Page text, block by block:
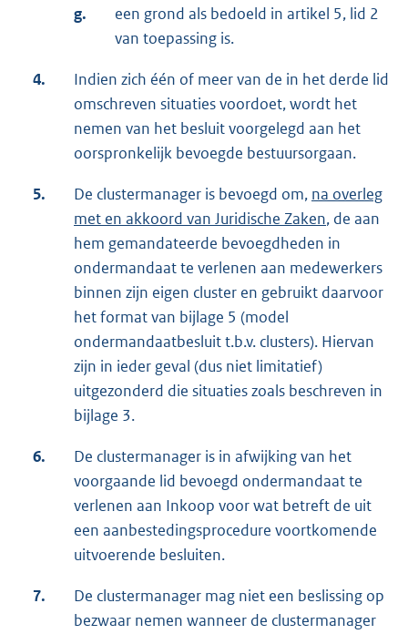
g.
een grond als bedoeld in artikel 5, lid 2
van toepassing is.
4.
Indien zich één of meer van de in het derde lid
omschreven situaties voordoet, wordt het
nemen van het besluit voorgelegd aan het
oorspronkelijk bevoegde bestuursorgaan.
5. De clustermanager is bevoegd om, na overleg
met en akkoord van Juridische Zaken, de aan
hem gemandateerde bevoegdheden in
ondermandaat te verlenen aan medewerkers
binnen zijn eigen cluster en gebruikt daarvoor
het format van bijlage 5 (model
ondermandaatbesluit t.b.v. clusters). Hiervan
zijn in ieder geval (dus niet limitatief)
uitgezonderd die situaties zoals beschreven in
bijlage 3.
6.
De clustermanager is in afwijking van het
voorgaande lid bevoegd ondermandaat te
verlenen aan Inkoop voor wat betreft de uit
een aanbestedingsprocedure voortkomende
uitvoerende besluiten.
7.
De clustermanager mag niet een beslissing op
bezwaar nemen wanneer de clustermanager